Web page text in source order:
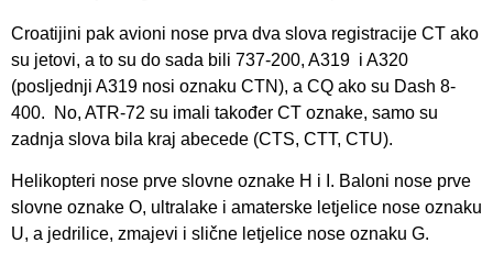
Croatijini pak avioni nose prva dva slova registracije CT ako
su jetovi, a to su do sada bili 737-200, A319 i A320
(posljednji A319 nosi oznaku CTN), a CQ ako su Dash 8-
400. No, ATR-72 su imali također CT oznake, samo su
zadnja slova bila kraj abecede (CTS, CTT, CTU).
Helikopteri nose prve slovne oznake H i I. Baloni nose prve
slovne oznake O, ultralake i amaterske letjelice nose oznaku
U, a jedrilice, zmajevi i slične letjelice nose oznaku G.